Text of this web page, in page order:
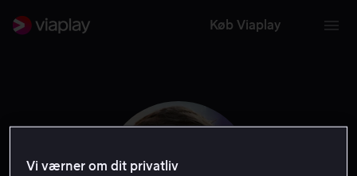
Køb Viaplay
Vi værner om dit privatliv